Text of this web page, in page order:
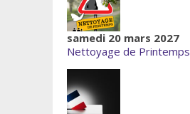
samedi 20 mars 2027
Nettoyage de Printemps